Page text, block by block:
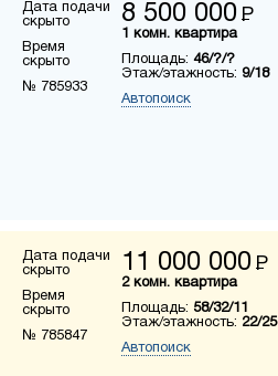
Дата подачи
скрыто
Время
скрыто
№ 785933
8 500 000 Р
1 комн. квартира
Площадь: 46/?/?
Этаж/этажность: 9/18
Автопоиск
Дата подачи
скрыто
Время
скрыто
№ 785847
11 000 000 Р
2 комн. квартира
Площадь: 58/32/11
Этаж/этажность: 22/25
Автопоиск